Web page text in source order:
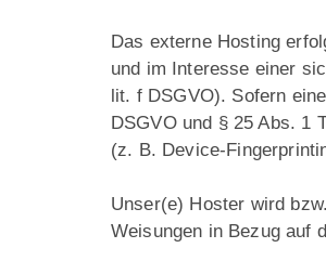
Das externe Hosting
und im Interesse einer
lit. f DSGVO). Sofern
DSGVO und § 25 Abs. 1
(z. B. Device-
Unser(e) Hoster wird
Weisungen in Bezug auf